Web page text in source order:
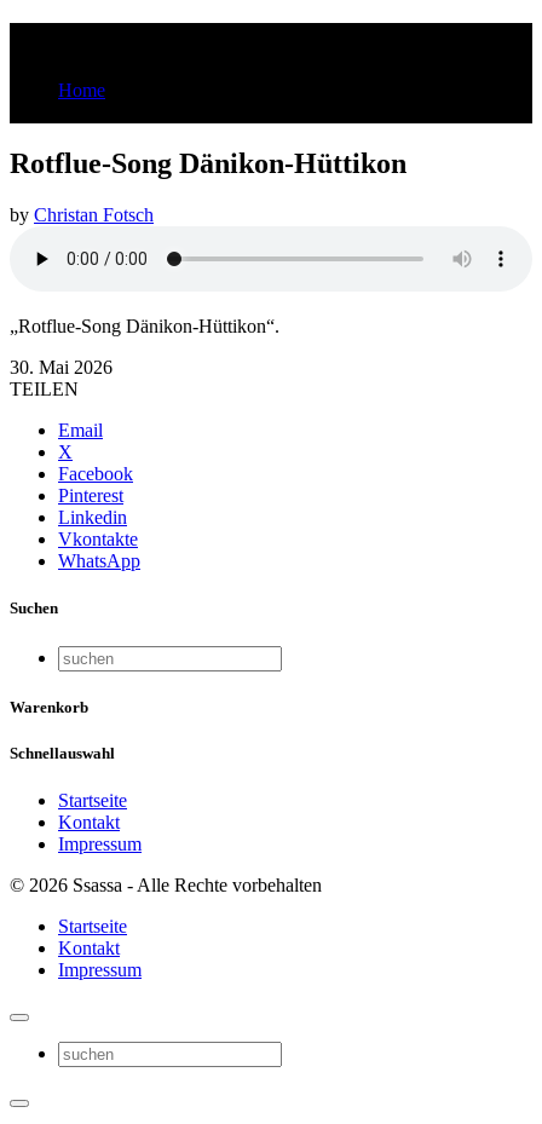
Home
Rotflue-Song Dänikon-Hüttikon
by Christan Fotsch
„Rotflue-Song Dänikon-Hüttikon“.
30. Mai 2026
TEILEN
Email
X
Facebook
Pinterest
Linkedin
Vkontakte
WhatsApp
Suchen
Warenkorb
Schnellauswahl
Startseite
Kontakt
Impressum
© 2026 Ssassa - Alle Rechte vorbehalten
Startseite
Kontakt
Impressum